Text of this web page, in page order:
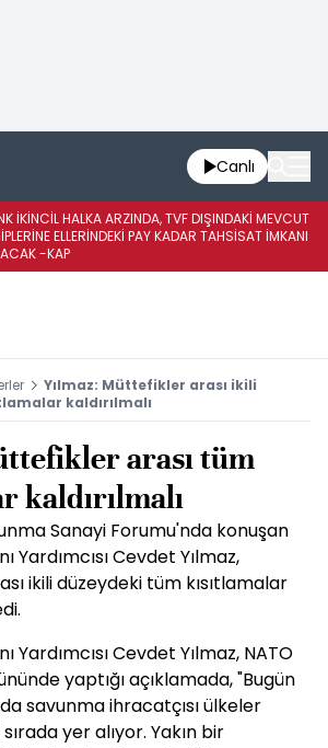
Canlı
İKİNCİL HALKA ARZINDA, TVF DIŞINDAKİ MEVCUT
ELLERİNDEKİ PAY KADAR TAHSİSAT İMKANI
-KAP
Yılmaz: Müttefikler arası ikili
kaldırılmalı
arası tüm
kaldırılmalı
Sanayi Forumu'nda konuşan
Yardımcısı Cevdet Yılmaz,
ikili düzeydeki tüm kısıtlamalar
Yardımcısı Cevdet Yılmaz, NATO
yaptığı açıklamada, "Bugün
savunma ihracatçısı ülkeler
sırada yer alıyor. Yakın bir